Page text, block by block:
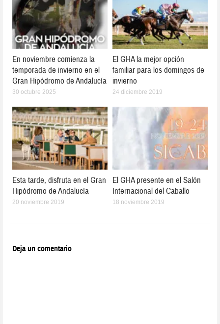
En noviembre comienza la
temporada de invierno en el
Gran Hipódromo de Andalucía
30 octubre 2025
El GHA la mejor opción
familiar para los domingos de
invierno
24 diciembre 2019
Esta tarde, disfruta en el Gran
Hipódromo de Andalucía
20 noviembre 2019
El GHA presente en el Salón
Internacional del Caballo
18 noviembre 2019
Deja un comentario